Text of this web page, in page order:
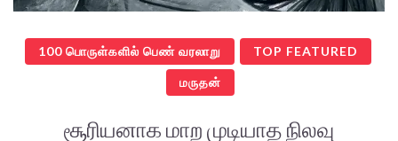
100 பொருள்களில் பெண் வரலாறு TOP FEATURED
மருதன்
சூரியனாக மாற முடியாத நிலவு